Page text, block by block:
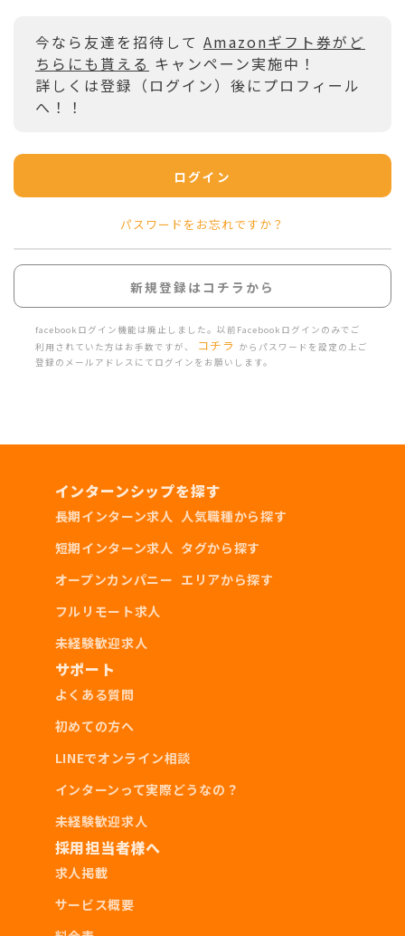
今なら友達を招待して Amazonギフト券がど
ちらにも貰える キャンペーン実施中！
詳しくは登録（ログイン）後にプロフィール
へ！！
ログイン
パスワードをお忘れですか？
新規登録はコチラから
facebookログイン機能は廃止しました。以前Facebookログインのみでご
利用されていた方はお手数ですが、
コチラ からパスワードを設定の上ご
登録のメールアドレスにてログインをお願いします。
インターンシップを探す
長期インターン求人
短期インターン求人
オープンカンパニー
フルリモート求人
未経験歓迎求人
人気職種から探す
タグから探す
エリアから探す
サポート
よくある質問
初めての方へ
LINEでオンライン相談
インターンって実際どうなの？
未経験歓迎求人
採用担当者様へ
求人掲載
サービス概要